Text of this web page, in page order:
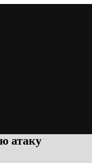
атаку